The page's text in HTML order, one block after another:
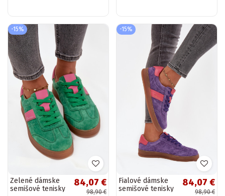
-15%
Zelené dámske
semišové tenisky
84,07 €
98,90 €
-15%
Fialové dámske
semišové tenisky
84,07 €
98,90 €